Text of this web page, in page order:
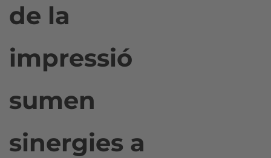
de la
impressió
sumen
sinergies a